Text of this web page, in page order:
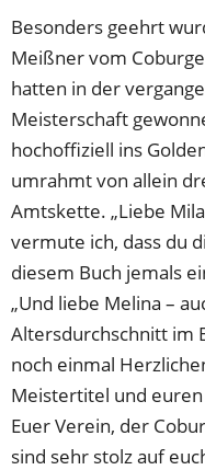
Besonders geehrt
Meißner vom
hatten in der
Meisterschaft
hochoffiziell ins
umrahmt von allein
Amtskette. „Liebe
vermute ich, dass du
diesem Buch jemals
„Und liebe Melina –
Altersdurchschnitt im
noch einmal
Meistertitel und
Euer Verein, der
sind sehr stolz auf